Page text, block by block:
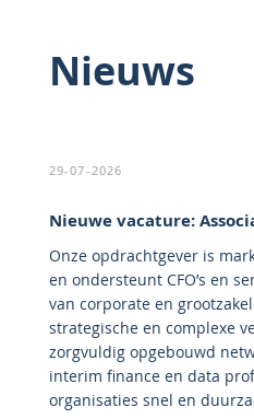
Nieuws
29-07-2026
Nieuwe vacature:
Onze opdrachtgever is
en ondersteunt CFO’s en
van corporate en
strategische en complexe
zorgvuldig opgebouwd
interim finance en data
organisaties snel en